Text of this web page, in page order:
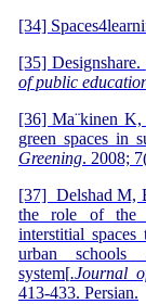
[34]
[35] Designshare.
of public
[36] Ma¨kinen K,
green spaces in
Greening. 2008;
[37] Delshad M,
the role of the
interstitial
urban
system[.Journal
413-433. Persian.